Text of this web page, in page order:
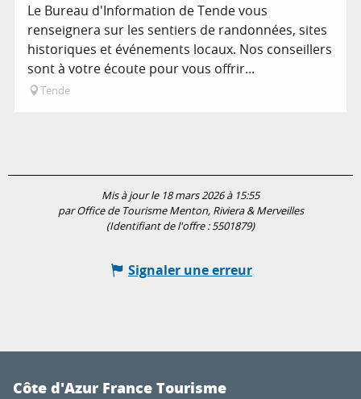
En lien avec
Le Bureau d'Information de Tende vous
renseignera sur les sentiers de randonnées, sites
historiques et événements locaux. Nos conseillers
sont à votre écoute pour vous offrir...
Tende
Mis à jour le 18 mars 2026 à 15:55
par Office de Tourisme Menton, Riviera & Merveilles
(Identifiant de l'offre :5501879)
Signaler une erreur
Côte d'Azur France Tourisme